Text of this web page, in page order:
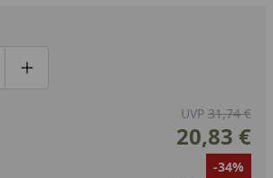
um eins verringern
manuell eingeben
Produktmenge um eins erhöhen
UVP 31,74 €
20,83 €
-34%